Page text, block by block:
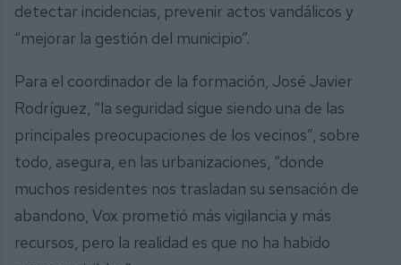
detectar incidencias, prevenir actos vandálicos y
“mejorar la gestión del municipio”.
Para el coordinador de la formación, José Javier
Rodríguez, “la seguridad sigue siendo una de las
principales preocupaciones de los vecinos”, sobre
todo, asegura, en las urbanizaciones, “donde
muchos residentes nos trasladan su sensación de
abandono, Vox prometió más vigilancia y más
recursos, pero la realidad es que no ha habido